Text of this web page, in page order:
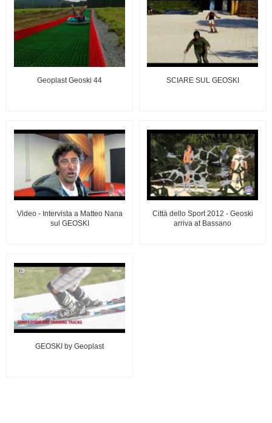
Geoplast Geoski 44 SCIARE SUL GEOSKI
Video - Intervista a Matteo Nana
sul GEOSKI
Città dello Sport 2012 - Geoski
arriva at Bassano
GEOSKI by Geoplast